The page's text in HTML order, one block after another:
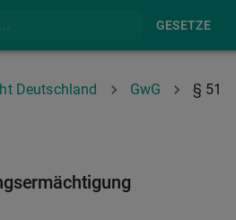
GESETZE
Deutschland GwG § 51